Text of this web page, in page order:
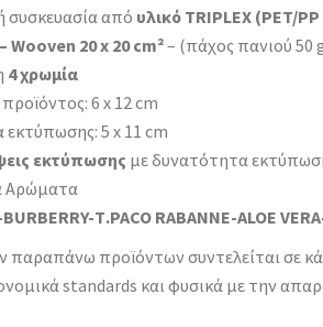
συσκευασία από υλικό TRIPLEX (PET/
Wooven 20 x 20 cm²– (πάχος πανιού 50
4 χρωμία
6 x 12 cm
εκτύπωσης: 5 x 11 cm
εκτύπωσης με δυνατότητα
Αρώματα
Τ.PACO RABANNE-ALOE
προϊόντων συντελείται σε
standards και φυσικά με την